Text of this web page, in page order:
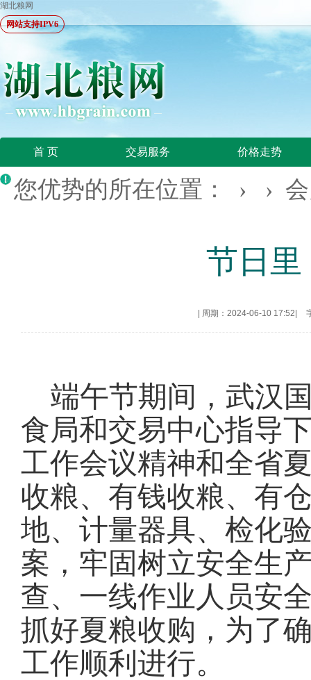
湖北粮网
网站支持IPV6
首 页 交易服务 价格走势
您优势的所在位置： › ›
节日里
周期：2024-06-10 17:52
端午节期间，武汉
食局和交易中心指导
工作会议精神和全省
收粮、有钱收粮、有
地、计量器具、检化
案，牢固树立安全生
查、一线作业人员安
抓好夏粮收购，为了
工作顺利进行。